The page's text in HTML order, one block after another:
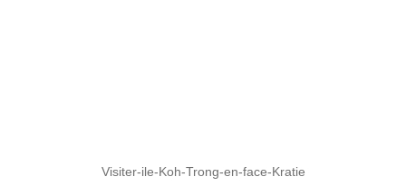
Visiter-ile-Koh-Trong-en-face-Kratie